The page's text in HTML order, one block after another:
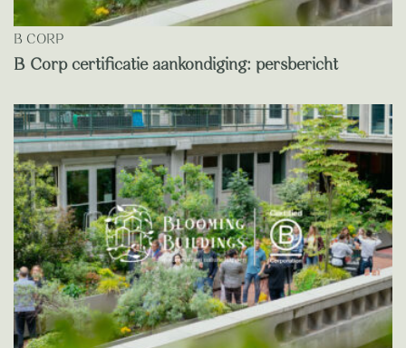
B CORP
B Corp certificatie aankondiging: persbericht